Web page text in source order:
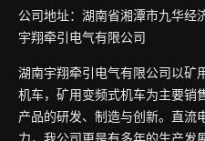
公司地址：湖南省湘潭市九华经
宇翔牵引电气有限公司
湖南宇翔牵引电气有限公司以矿
机车，矿用变频式机车为主要销
产品的研发、制造与创新。直流